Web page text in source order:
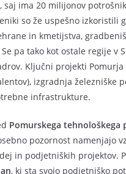
saj ima 20 milijonov
so že uspešno izkoristili
in kmetijstva,
pa tako kot ostale regije v
Ključni projekti
izgradnja železniške
infrastrukture.
Pomurskega tehnološkega
pozornost namenjajo
in podjetniških projektov.
, ki sta svojo podjetniško